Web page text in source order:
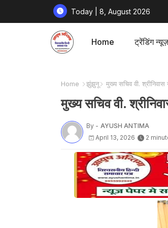
Today | 8, August 2026
Home ट्रेंडिंग न्यूज़
Home झुंझुनू मुख्य सचिव वी. श्रीनिवास
मुख्य सचिव वी.
By - AYUSH ANTIMA
April 13, 2026
2